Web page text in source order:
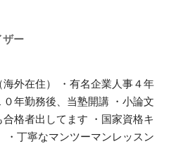
ザー
海外在住） ・有名企業人事４年
年勤務後、当塾開講 ・小論文
格者出してます ・国家資格キ
・丁寧なマンツーマンレッスン